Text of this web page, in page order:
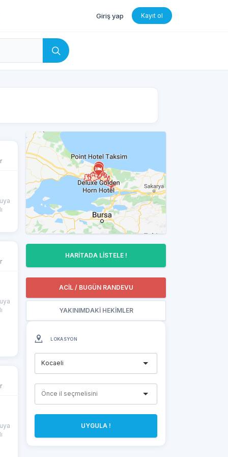
Giriş yap Kayıt ol
HARİTADA LİSTELE !
ACİL / BUGÜN RANDEVU
YAKINIMDAKİ HEKİMLER
LOKASYON
Kocaeli
UYGULA !